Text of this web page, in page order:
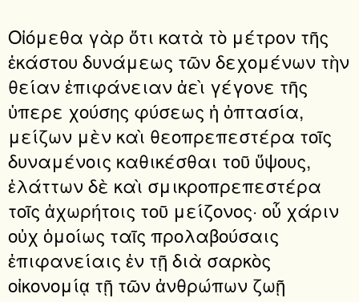
Οἰόμεθα γὰρ ὅτι κατὰ τὸ μέτρον τῆς
ἑκάστου δυνάμεως τῶν δεχομένων τὴν
θείαν ἐπιφάνειαν ἀεὶ γέγονε τῆς
ὑπερε χούσης φύσεως ἡ ὀπτασία,
μείζων μὲν καὶ θεοπρεπεστέρα τοῖς
δυναμένοις καθικέσθαι τοῦ ὕψους,
ἐλάττων δὲ καὶ σμικροπρεπεστέρα
τοῖς ἀχωρήτοις τοῦ μείζονος· οὗ χάριν
οὐχ ὁμοίως ταῖς προλαβούσαις
ἐπιφανείαις ἐν τῇ διὰ σαρκὸς
οἰκονομίᾳ τῇ τῶν ἀνθρώπων ζωῇ